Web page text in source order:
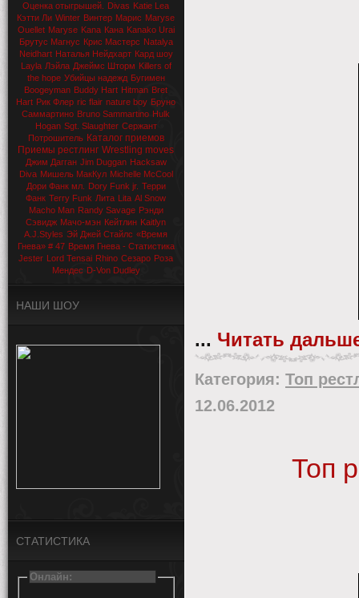
Оценка отыгрышей. Divas Katie Lea
Кэтти Ли Winter Винтер Марис Maryse
Ouellet Maryse Kana Кана Kanako Urai
Брутус Магнус Крис Мастерс Natalya
Neidhart Наталья Нейдхарт Кард шоу
Layla Лэйла Джеймс Шторм Killers of
the hope Убийцы надежд Бугимен
Boogeyman Buddy Hart Hitman Bret
Hart Рик Флер ric flair nature boy Бруно
Саммартино Bruno Sammartino Hulk
Hogan Sgt. Slaughter Сержант
Потрошитель Каталог приемов
Приемы рестлинг Wrestling moves
Джим Дагган Jim Duggan Hacksaw
Diva Мишель МакКул Michelle McCool
Дори Фанк мл.
Dory Funk jr. Терри
Фанк Terry Funk Лита Lita Al Snow
Macho Man Randy Savage Рэнди
Сэвидж Мачо-мэн Кейтлин Kaitlyn
A.J.Styles Эй Джей Стайлс «Время
Гнева» # 47 Время Гнева - Статистика
Jester Lord Tensai Rhino Сезаро Роза
Мендес D-Von Dudley
НАШИ ШОУ
СТАТИСТИКА
Онлайн:
... Читать
Категория: Топ
12.06.2012
Топ